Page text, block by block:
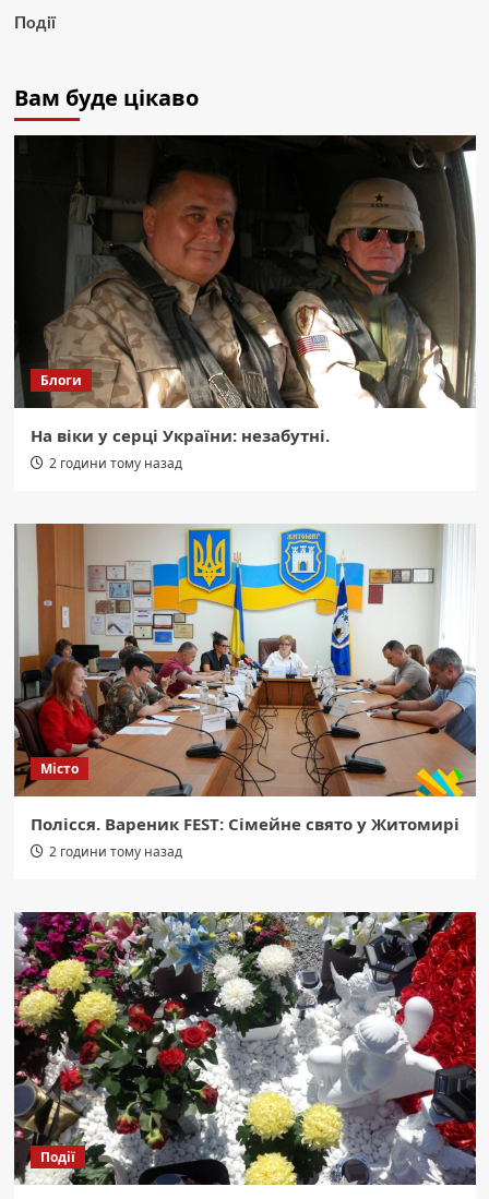
Події
Вам буде цікаво
Блоги
На віки у серці України: незабутні.
2 години тому назад
Місто
Полісся. Вареник FEST: Сімейне свято у Житомирі
2 години тому назад
Події